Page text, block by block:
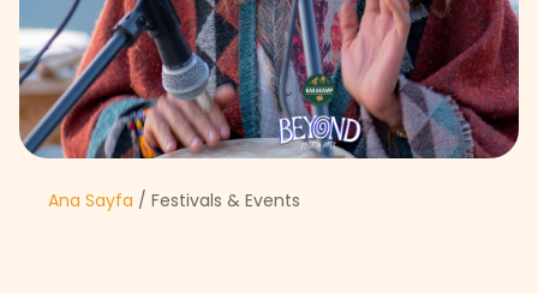
Ana Sayfa / Festivals & Events